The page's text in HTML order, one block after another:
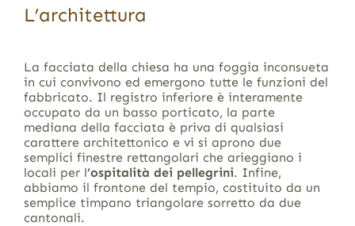
L’architettura
La facciata della chiesa ha una foggia inconsueta
in cui convivono ed emergono tutte le funzioni del
fabbricato. Il registro inferiore è interamente
occupato da un basso porticato, la parte
mediana della facciata è priva di qualsiasi
carattere architettonico e vi si aprono due
semplici finestre rettangolari che arieggiano i
locali per l’ospitalità dei pellegrini. Infine,
abbiamo il frontone del tempio, costituito da un
semplice timpano triangolare sorretto da due
cantonali.